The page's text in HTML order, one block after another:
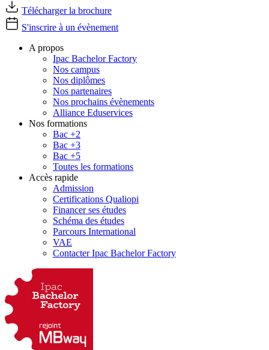
Télécharger la brochure
S'inscrire à un évènement
A propos
Ipac Bachelor Factory
Nos campus
Nos diplômes
Nos partenaires
Nos prochains évènements
Alliance Eduservices
Nos formations
Bac +2
Bac +3
Bac +5
Toutes les formations
Accès rapide
Admission
Certifications Qualiopi
Financer ses études
Schéma des études
Parcours International
VAE
Contacter Ipac Bachelor Factory